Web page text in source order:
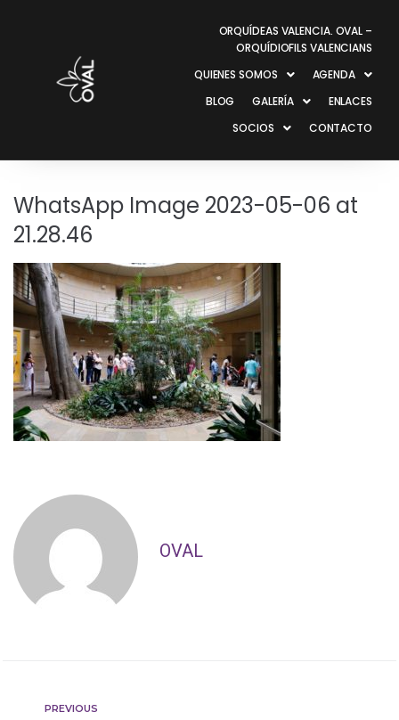
ORQUÍDEAS VALENCIA. OVAL –
ORQUÍDIOFILS VALENCIANS
QUIENES SOMOS
AGENDA
BLOG
GALERÍA
ENLACES
SOCIOS
CONTACTO
WhatsApp Image 2023-05-06 at
21.28.46
OVAL
PREVIOUS